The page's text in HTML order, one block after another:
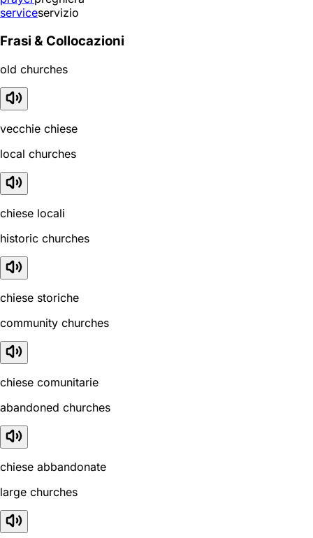
serviceservizio
Frasi & Collocazioni
old churches
vecchie chiese
local churches
chiese locali
historic churches
chiese storiche
community churches
chiese comunitarie
abandoned churches
chiese abbandonate
large churches